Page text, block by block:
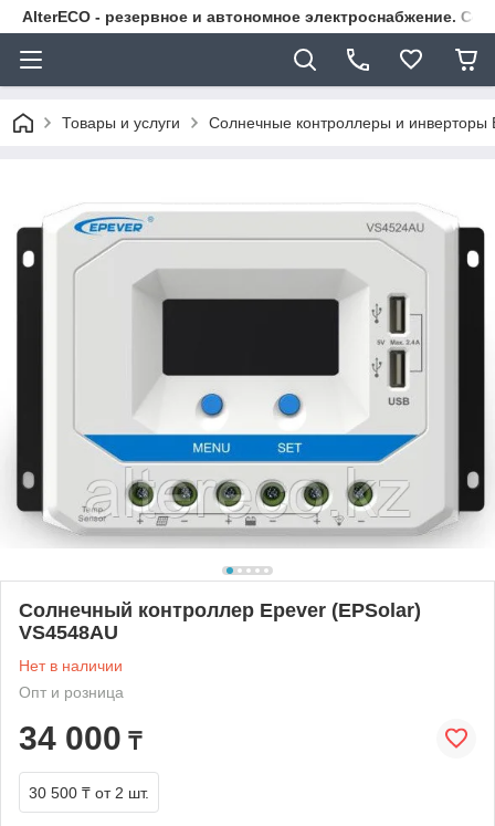
AlterECO - резервное и автономное электроснабжение.
Товары и услуги Солнечные контроллеры и инверторы
Солнечный контроллер Epever (EPSolar)
VS4548AU
Нет в наличии
Опт и розница
34 000 ₸
30 500 ₸ от 2 шт.